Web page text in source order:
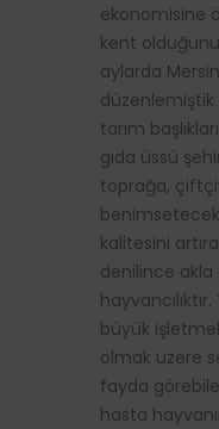
ekonomisine
kent
aylarda
düzenlemiştik
tarım
gıda üssü
toprağa,
kalitesini
denilince
büyük
olmak üzere
fayda
hasta